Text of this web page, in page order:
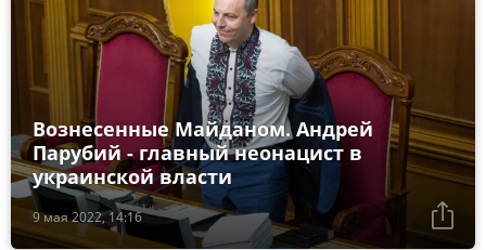
9 мая 2022, 14:16
Вознесенные Майданом. Андрей
Парубий - главный неонацист в
украинской власти